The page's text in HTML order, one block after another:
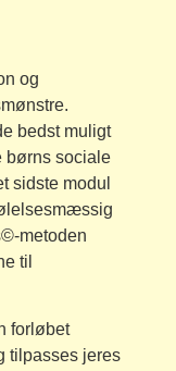
og
bedst muligt
børns sociale
sidste modul
metoden
til
forløbet
tilpasses jeres